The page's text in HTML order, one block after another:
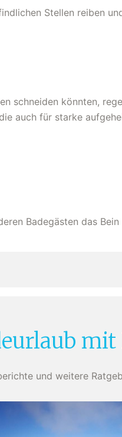
Stellen reiben
schneiden könnten,
auch für starke
Badegästen das Bein
und weitere